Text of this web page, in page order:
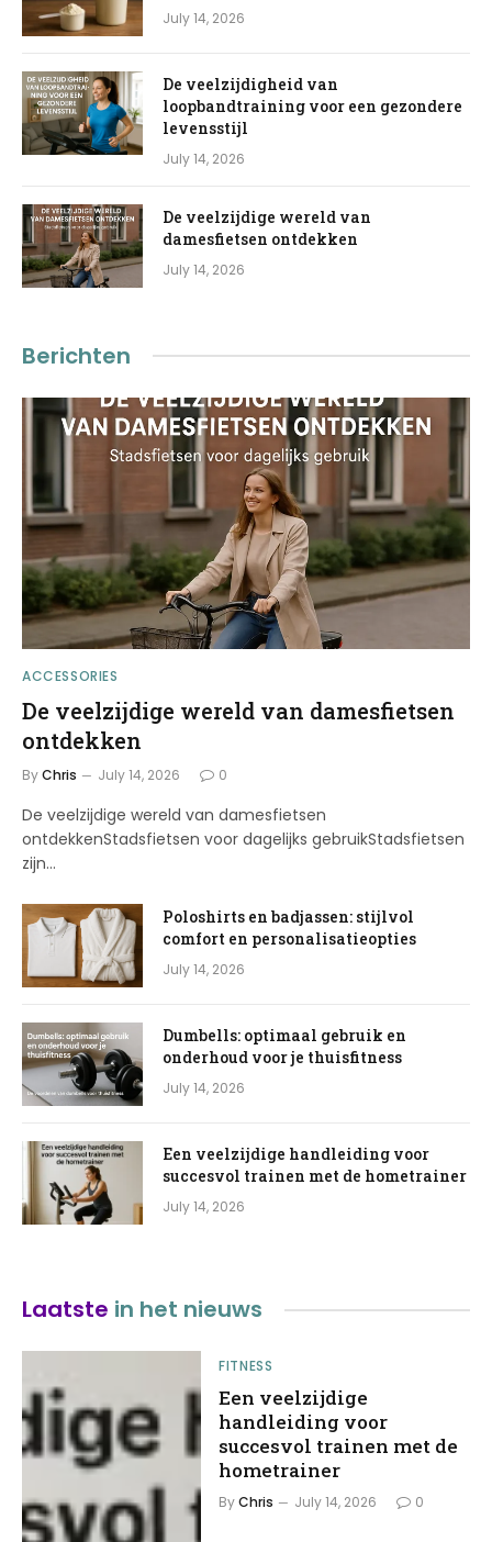
July 14, 2026
De veelzijdigheid van
loopbandtraining voor een gezondere
levensstijl
July 14, 2026
De veelzijdige wereld van
damesfietsen ontdekken
July 14, 2026
Berichten
ACCESSORIES
De veelzijdige wereld van damesfietsen
ontdekken
ByChris July 14, 2026 0
De veelzijdige wereld van damesfietsen
ontdekkenStadsfietsen voor dagelijks gebruikStadsfietsen
zijn…
Poloshirts en badjassen: stijlvol
comfort en personalisatieopties
July 14, 2026
Dumbells: optimaal gebruik en
onderhoud voor je thuisfitness
July 14, 2026
Een veelzijdige handleiding voor
succesvol trainen met de hometrainer
July 14, 2026
Laatste in het nieuws
FITNESS
Een veelzijdige
handleiding voor
succesvol trainen met de
hometrainer
ByChris July 14, 2026 0